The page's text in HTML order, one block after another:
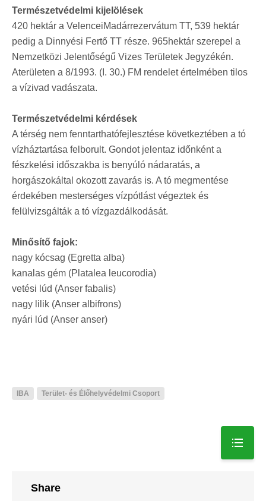
Természetvédelmi kijelölések
420 hektár a VelenceiMadárrezervátum TT, 539 hektár
pedig a Dinnyési Fertő TT része. 965hektár szerepel a
Nemzetközi Jelentőségű Vizes Területek Jegyzékén.
Aterületen a 8/1993. (I. 30.) FM rendelet értelmében tilos
a vízivad vadászata.
Természetvédelmi kérdések
A térség nem fenntarthatófejlesztése következtében a tó
vízháztartása felborult. Gondot jelentaz időnként a
fészkelési időszakba is benyúló nádaratás, a
horgászokáltal okozott zavarás is. A tó megmentése
érdekében mesterséges vízpótlást végeztek és
felülvizsgálták a tó vízgazdálkodását.
Minősítő fajok:
nagy kócsag (Egretta alba)
kanalas gém (Platalea leucorodia)
vetési lúd (Anser fabalis)
nagy lilik (Anser albifrons)
nyári lúd (Anser anser)
IBA Terület- és Élőhelyvédelmi Csoport
Share